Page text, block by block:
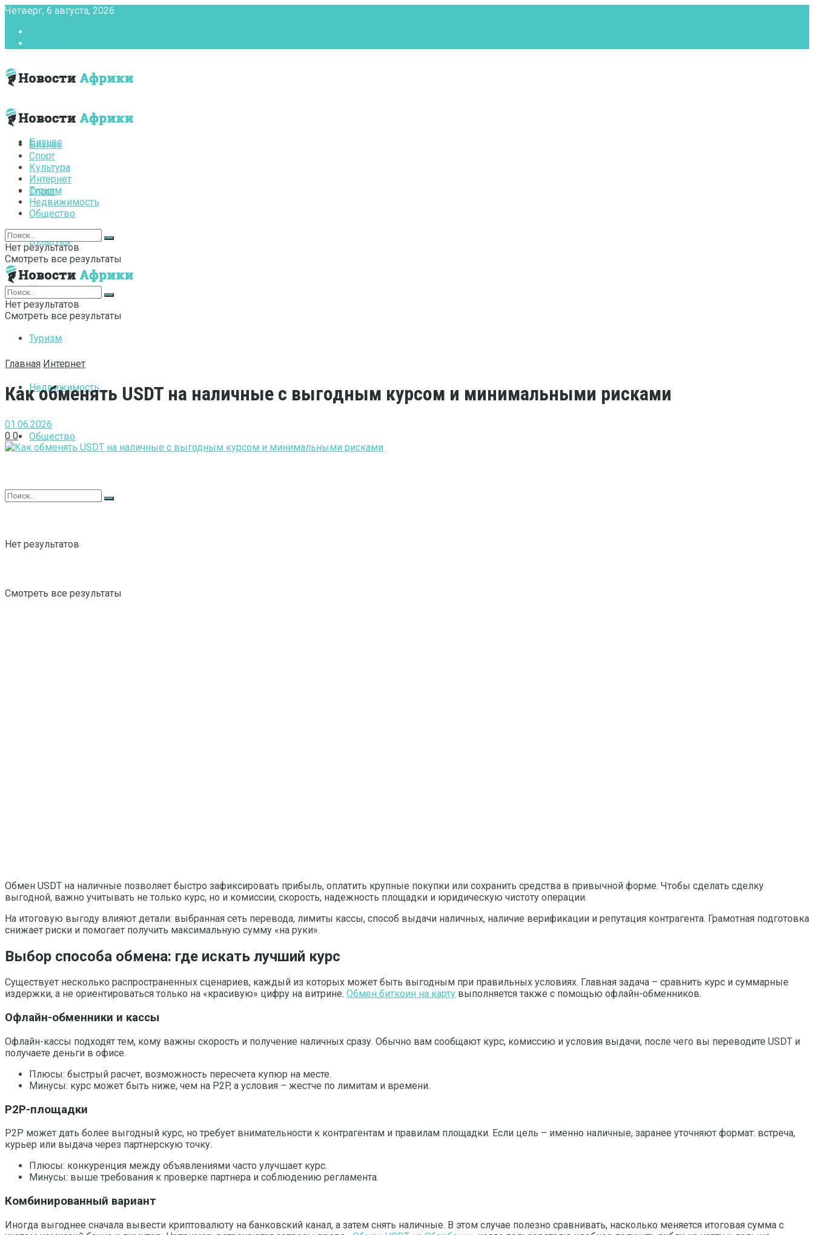
Четверг, 6 августа, 2026
Бизнес
Спорт
Культура
Интернет
Туризм
Недвижимость
Общество
Нет результатов
Смотреть все результаты
Бизнес
Спорт
Культура
Интернет
Туризм
Недвижимость
Общество
Нет результатов
Смотреть все результаты
Нет результатов
Смотреть все результаты
Главная Интернет
Как обменять USDT на наличные с выгодным курсом и минимальными рисками
01.06.2026
0 0
Обмен USDT на наличные позволяет быстро зафиксировать прибыль, оплатить крупные покупки или сохранить средства в привычной форме. Чтобы сделать сделку
выгодной, важно учитывать не только курс, но и комиссии, скорость, надежность площадки и юридическую чистоту операции.
На итоговую выгоду влияют детали: выбранная сеть перевода, лимиты кассы, способ выдачи наличных, наличие верификации и репутация контрагента. Грамотная подготовка
снижает риски и помогает получить максимальную сумму «на руки».
Выбор способа обмена: где искать лучший курс
Существует несколько распространенных сценариев, каждый из которых может быть выгодным при правильных условиях. Главная задача – сравнить курс и суммарные
издержки, а не ориентироваться только на «красивую» цифру на витрине. Обмен биткоин на карту выполняется также с помощью офлайн-обменников.
Офлайн-обменники и кассы
Офлайн-кассы подходят тем, кому важны скорость и получение наличных сразу. Обычно вам сообщают курс, комиссию и условия выдачи, после чего вы переводите USDT и
получаете деньги в офисе.
Плюсы: быстрый расчет, возможность пересчета купюр на месте.
Минусы: курс может быть ниже, чем на P2P, а условия – жестче по лимитам и времени.
P2P-площадки
P2P может дать более выгодный курс, но требует внимательности к контрагентам и правилам площадки. Если цель – именно наличные, заранее уточняют формат: встреча,
курьер или выдача через партнерскую точку.
Плюсы: конкуренция между объявлениями часто улучшает курс.
Минусы: выше требования к проверке партнера и соблюдению регламента.
Комбинированный вариант
Иногда выгоднее сначала вывести криптовалюту на банковский канал, а затем снять наличные. В этом случае полезно сравнивать, насколько меняется итоговая сумма с